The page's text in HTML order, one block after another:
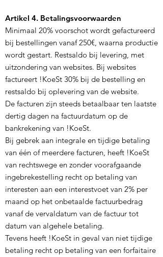
Artikel 4. Betalingsvoorwaarden
Minimaal 20% voorschot wordt gefactureerd
bij bestellingen vanaf 250€, waarna productie
wordt gestart. Restsaldo bij levering, met
uitzondering van websites. Bij websites
factureert !KoeSt 30% bij de bestelling en
restsaldo bij oplevering van de website.
De facturen zijn steeds betaalbaar ten laatste
dertig dagen na factuurdatum op de
bankrekening van !KoeSt.
Bij gebrek aan integrale en tijdige betaling
van één of meerdere facturen, heeft !KoeSt
van rechtswege en zonder voorafgaande
ingebrekestelling recht op betaling van
interesten aan een interestvoet van 2% per
maand op het onbetaalde factuurbedrag
vanaf de vervaldatum van de factuur tot
datum van algehele betaling.
Tevens heeft !KoeSt in geval van niet tijdige
betaling recht op betaling van een forfaitaire